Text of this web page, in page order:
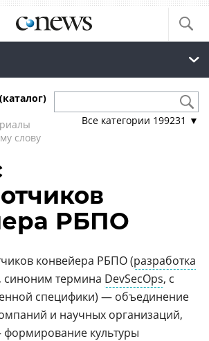
слову
Все категории 199231 ▼
РБПО
конвейера РБПО (разработка
, синоним термина DevSecOps, с
специфики) — объединение
и научных организаций,
культуры